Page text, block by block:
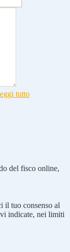
tutto
del fisco online,
il tuo consenso al
indicate, nei limiti